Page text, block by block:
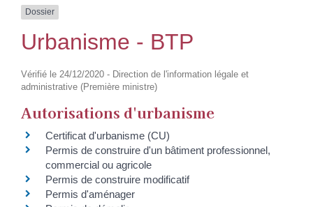
Dossier
Urbanisme - BTP
Vérifié le 24/12/2020 - Direction de l'information légale et
administrative (Première ministre)
Autorisations d'urbanisme
Certificat d'urbanisme (CU)
Permis de construire d'un bâtiment professionnel,
commercial ou agricole
Permis de construire modificatif
Permis d'aménager